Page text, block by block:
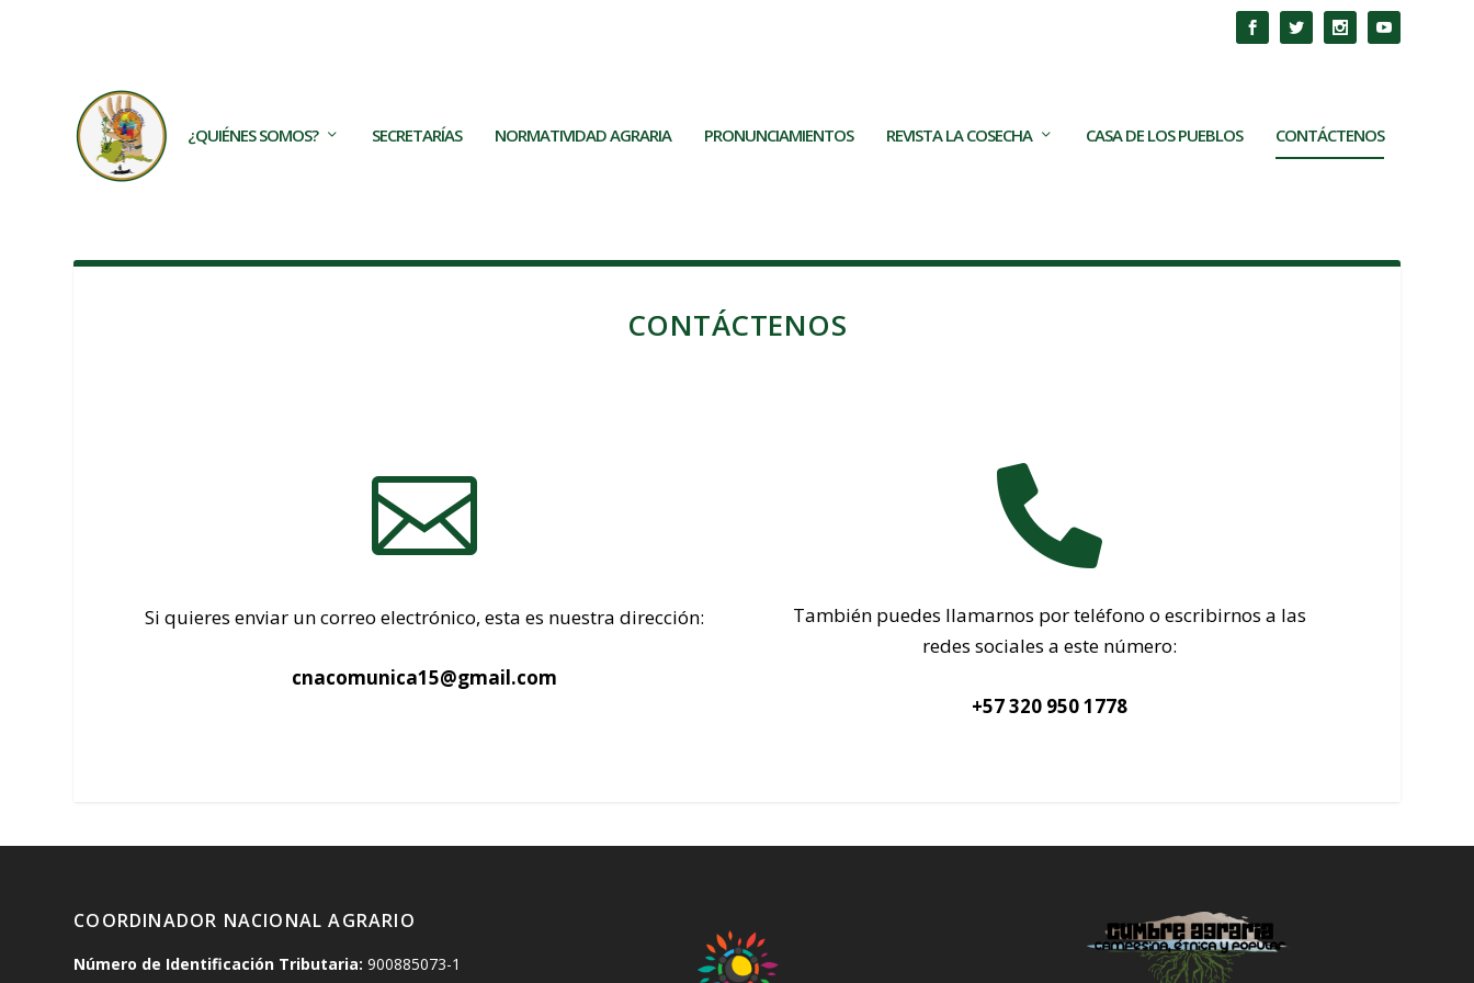
¿QUIÉNES SOMOS? SECRETARÍAS NORMATIVIDAD AGRARIA PRONUNCIAMIENTOS REVISTA LA COSECHA CASA DE LOS PUEBLOS CONTÁCTENOS
CONTÁCTENOS

Si quieres enviar un correo electrónico, esta es nuestra dirección:
cnacomunica15@gmail.com

También puedes llamarnos por teléfono o escribirnos a las
redes sociales a este número:
+57 320 950 1778
COORDINADOR NACIONAL AGRARIO
Número de Identificación Tributaria:900885073-1